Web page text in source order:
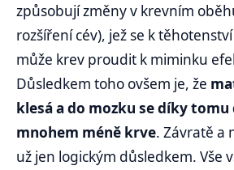
způsobují změny v krevním
rozšíření cév), jež se k
může krev proudit k miminku
Důsledkem toho ovšem je, že
klesá a do mozku se díky
mnohem méně krve. Závratě a
už jen logickým důsledkem. Vše